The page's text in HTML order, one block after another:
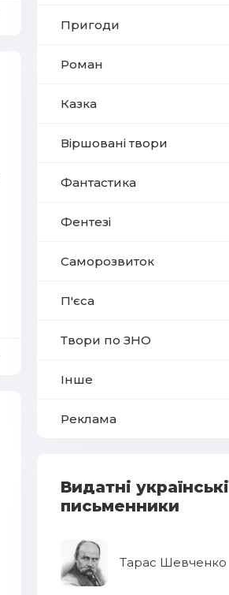
Пригоди
Роман
Казка
Віршовані твори
Фантастика
Фентезі
Саморозвиток
П'єса
Твори по ЗНО
Інше
Реклама
Видатні українські
письменники
Тарас Шевченко